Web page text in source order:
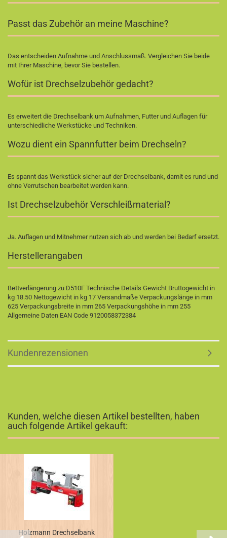
Passt das Zubehör an meine Maschine?
Das entscheiden Aufnahme und Anschlussmaß. Vergleichen Sie beide
mit Ihrer Maschine, bevor Sie bestellen.
Wofür ist Drechselzubehör gedacht?
Es erweitert die Drechselbank um Aufnahmen, Futter und Auflagen für
unterschiedliche Werkstücke und Techniken.
Wozu dient ein Spannfutter beim Drechseln?
Es spannt das Werkstück sicher auf der Drechselbank, damit es rund und
ohne Verrutschen bearbeitet werden kann.
Ist Drechselzubehör Verschleißmaterial?
Ja. Auflagen und Mitnehmer nutzen sich ab und werden bei Bedarf ersetzt.
Herstellerangaben
Bettverlängerung zu D510F Technische Details Gewicht Bruttogewicht in
kg 18.50 Nettogewicht in kg 17 Versandmaße Verpackungslänge in mm
625 Verpackungsbreite in mm 265 Verpackungshöhe in mm 255
Allgemeine Daten EAN Code 9120058372384
Kundenrezensionen
Kunden, welche diesen Artikel bestellten, haben
auch folgende Artikel gekauft:
Holzmann Drechselbank